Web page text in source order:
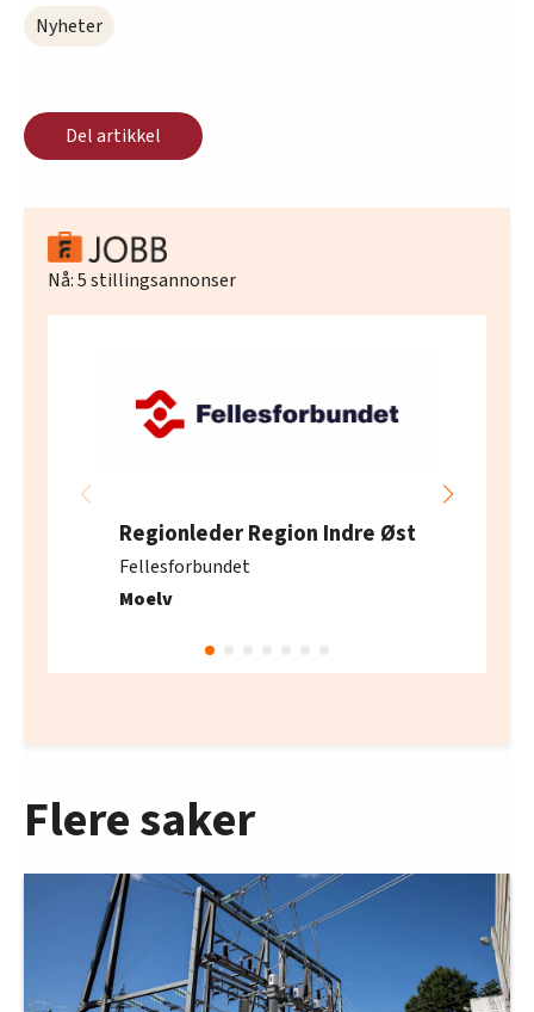
Nyheter
Del artikkel
Nå:5stillingsannonser
Regionleder Region Indre Øst
Fellesforbundet
Moelv
Flere saker